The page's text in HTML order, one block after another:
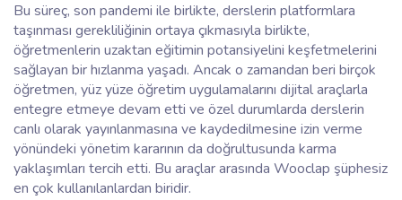
Bu süreç, son pandemi ile birlikte, derslerin platformlara
taşınması gerekliliğinin ortaya çıkmasıyla birlikte,
öğretmenlerin uzaktan eğitimin potansiyelini keşfetmelerini
sağlayan bir hızlanma yaşadı. Ancak o zamandan beri birçok
öğretmen, yüz yüze öğretim uygulamalarını dijital araçlarla
entegre etmeye devam etti ve özel durumlarda derslerin
canlı olarak yayınlanmasına ve kaydedilmesine izin verme
yönündeki yönetim kararının da doğrultusunda karma
yaklaşımları tercih etti. Bu araçlar arasında Wooclap şüphesiz
en çok kullanılanlardan biridir.